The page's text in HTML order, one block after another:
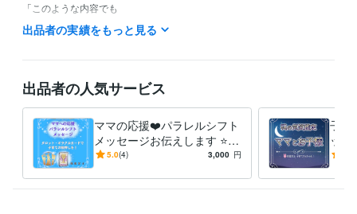
「このような内容でも
鑑定してもらえるのかなぁ？」など
お気軽に
ホーム画面の「メッセージ」
のところから
お問い合わせください。
こちらから
返信させていただきまして
出品者の実績をもっと見る
出品者の人気サービス
ママの応援❤️パラレルシフト
メッセージお伝えします ⭐️タ
ロット・オラクルカード⭐️子
5.0(4) 3,000 円
子育
ット
子の